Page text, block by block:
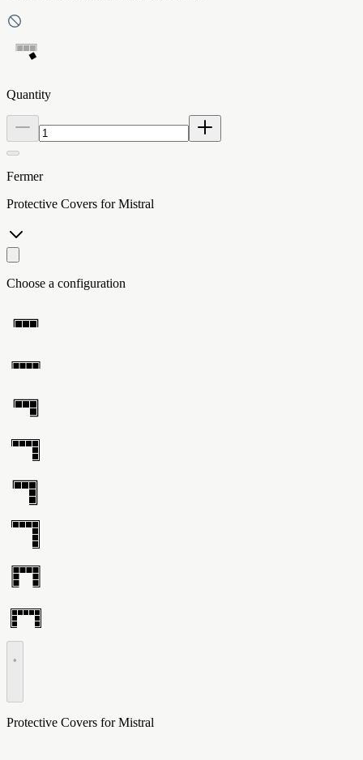
Quantity
Fermer
Protective Covers for Mistral
Choose a configuration
•
Protective Covers for Mistral